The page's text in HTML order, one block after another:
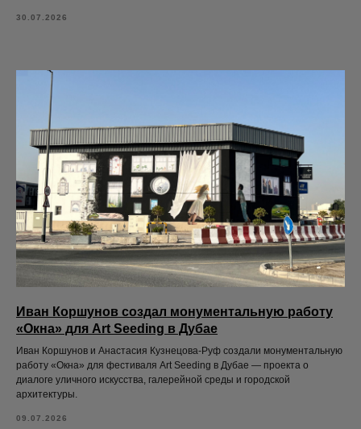
30.07.2026
Иван Коршунов создал монументальную работу
«Окна» для Art Seeding в Дубае
Иван Коршунов и Анастасия Кузнецова-Руф создали монументальную
работу «Окна» для фестиваля Art Seeding в Дубае — проекта о
диалоге уличного искусства, галерейной среды и городской
архитектуры.
09.07.2026